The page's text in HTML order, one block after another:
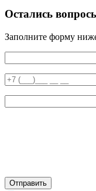
Остались
Заполните форму
Отправить